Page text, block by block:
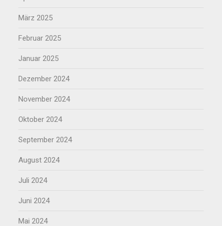
März 2025
Februar 2025
Januar 2025
Dezember 2024
November 2024
Oktober 2024
September 2024
August 2024
Juli 2024
Juni 2024
Mai 2024